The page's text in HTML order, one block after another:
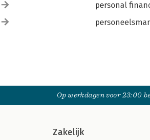
personal
Op werkdagen voor 23:00
Zakelijk